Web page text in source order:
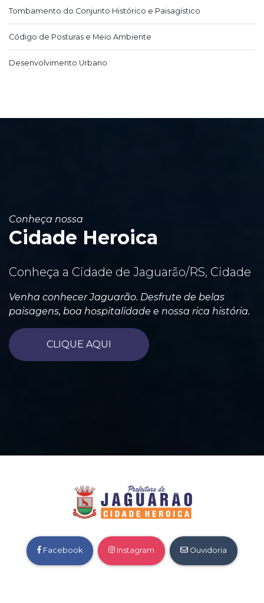
Tombamento do Conjunto Histórico e Paisagístico
Código de Posturas e Meio Ambiente
Desenvolvimento Urbano
Conheça nossa
Cidade Heroica
Conheça a Cidade de Jaguarão/RS, Cidade
Venha conhecer Jaguarão. Desfrute de belas
paisagens, boa hospitalidade e nossa rica história.
CLIQUE AQUI
Facebook Instagram Ouvidoria